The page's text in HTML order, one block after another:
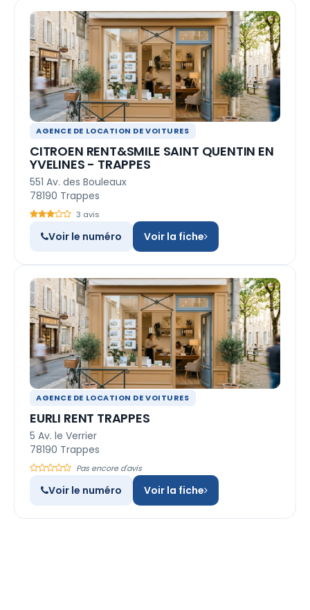
AGENCE DE LOCATION DE VOITURES
CITROEN RENT&SMILE SAINT QUENTIN EN
YVELINES - TRAPPES
551 Av. des Bouleaux
78190 Trappes
3 avis
Voir le numéro Voir la fiche
AGENCE DE LOCATION DE VOITURES
EURLI RENT TRAPPES
5 Av. le Verrier
78190 Trappes
Pas encore d'avis
Voir le numéro Voir la fiche